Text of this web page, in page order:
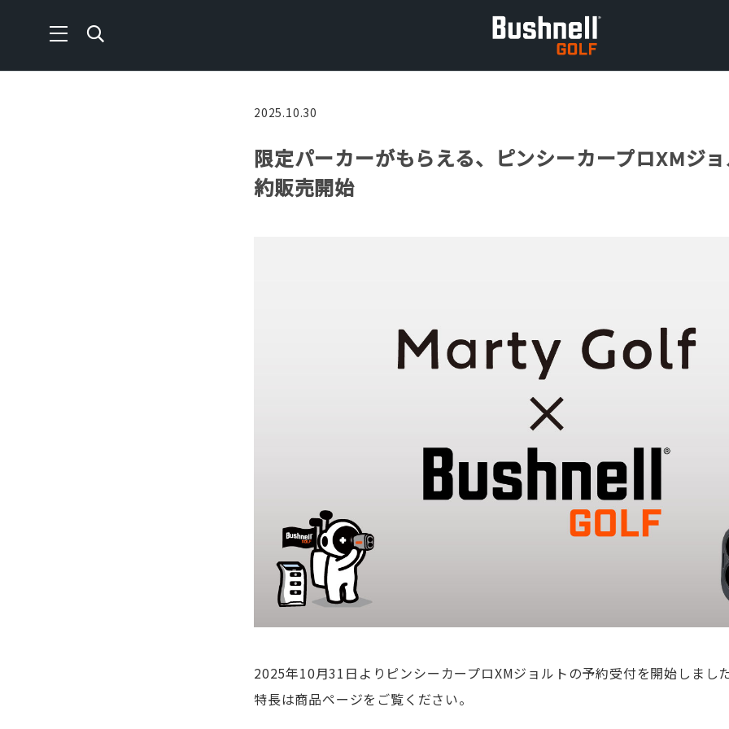
2025.10.30
限定パーカーがもらえる、ピンシーカープロXMジ
約販売開始
2025年10月31日よりピンシーカープロXMジョルトの予約受付を開始しまし
特長は商品ページをご覧ください。